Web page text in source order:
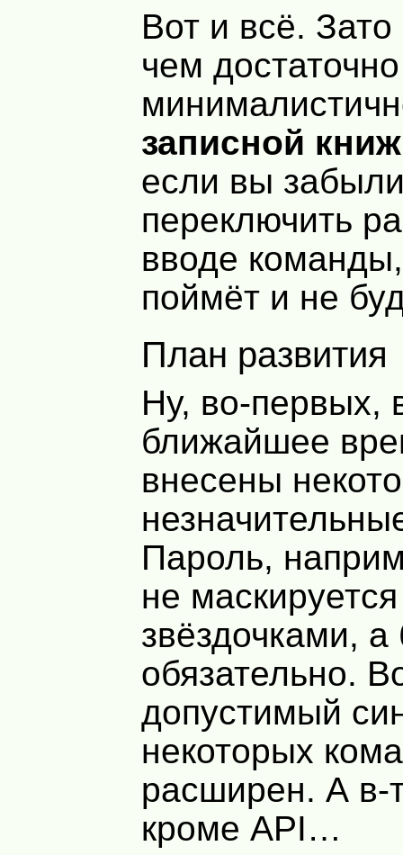
Вот и всё. Зато
чем
записной
если вы
переключить
вводе
поймёт и не
План развития
Ну, во-первых,
ближайшее
внесены
Пароль,
не маскируется
звёздочками, а
обязательно.
допустимый
некоторых
расширен. А в-
кроме API…